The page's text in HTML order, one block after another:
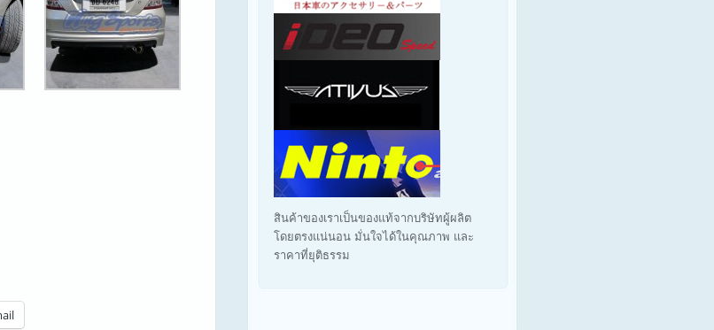
สินค้าของเราเป็นของแท้จากบริษัทผู้ผลิต
โดยตรงแน่นอน มั่นใจได้ในคุณภาพ และ
ราคาที่ยุติธรรม